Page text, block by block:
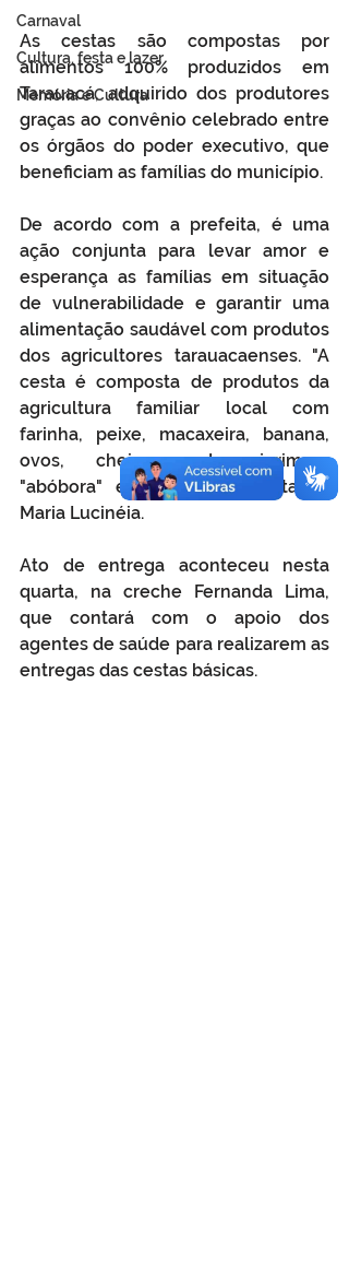
Carnaval
Cultura, festa e lazer
Memória e Cultura
As cestas são compostas por
alimentos 100% produzidos em
Tarauacá, adquirido dos produtores
graças ao convênio celebrado entre
os órgãos do poder executivo, que
beneficiam as famílias do município.
De acordo com a prefeita, é uma
ação conjunta para levar amor e
esperança as famílias em situação
de vulnerabilidade e garantir uma
alimentação saudável com produtos
dos agricultores tarauacaenses. "A
cesta é composta de produtos da
agricultura familiar local com
farinha, peixe, macaxeira, banana,
ovos, cheio verde, jerimum
"abóbora" entre outros." destacou
Maria Lucinéia.
Ato de entrega aconteceu nesta
quarta, na creche Fernanda Lima,
que contará com o apoio dos
agentes de saúde para realizarem as
entregas das cestas básicas.